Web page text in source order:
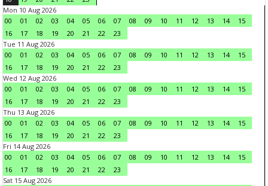
Mon 10 Aug 2026
00
01 02 03 04 05 06 07 08 09 10 11 12 13 14
15
16
17 18 19 20 21 22
23
Tue 11 Aug 2026
00
01 02 03 04 05 06 07 08 09 10 11 12 13 14
15
16
17 18 19 20 21 22
23
Wed 12 Aug 2026
00
01 02 03 04 05 06 07 08 09 10 11 12 13 14
15
16
17 18 19 20 21 22
23
Thu 13 Aug 2026
00
01 02 03 04 05 06 07 08 09 10 11 12 13 14
15
16
17 18 19 20 21 22
23
Fri 14 Aug 2026
00
01 02 03 04 05 06 07 08 09 10 11 12 13 14
15
16
17 18 19 20 21 22
23
Sat 15 Aug 2026